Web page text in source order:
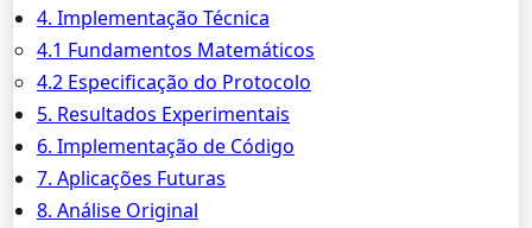
4. Implementação Técnica
4.1 Fundamentos Matemáticos
4.2 Especificação do Protocolo
5. Resultados Experimentais
6. Implementação de Código
7. Aplicações Futuras
8. Análise Original